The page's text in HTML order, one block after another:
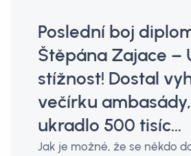
Poslední boj
Štěpána Zajace –
stížnost! Dostal
večírku
ukradlo 500 tisíc…
Jak je možné, že se někdo